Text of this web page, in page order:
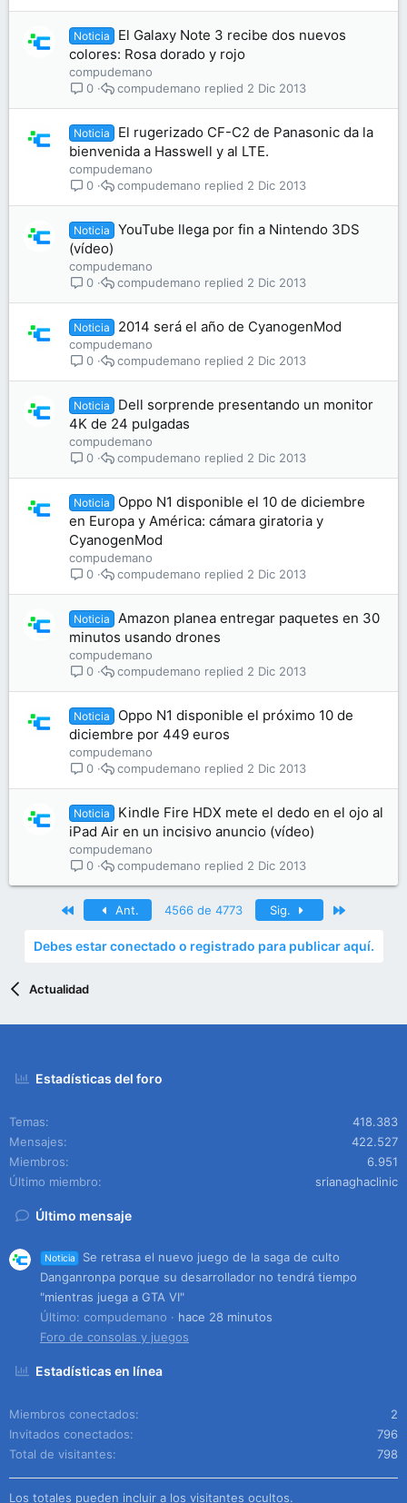
Noticia
El Galaxy Note 3 recibe dos nuevos
colores: Rosa dorado y rojo
compudemano
0
2 Dic 2013
compudemano
Noticia
El rugerizado CF-C2 de Panasonic da la
bienvenida a Hasswell y al LTE.
compudemano
0
2 Dic 2013
compudemano
Noticia
YouTube llega por fin a Nintendo 3DS
(vídeo)
compudemano
0
2 Dic 2013
compudemano
Noticia 2014 será el año de CyanogenMod
compudemano
0
2 Dic 2013
compudemano
Noticia
Dell sorprende presentando un monitor
4K de 24 pulgadas
compudemano
0
2 Dic 2013
compudemano
Noticia
Oppo N1 disponible el 10 de diciembre
en Europa y América: cámara giratoria y
CyanogenMod
compudemano
0
2 Dic 2013
compudemano
Noticia
Amazon planea entregar paquetes en 30
minutos usando drones
compudemano
0
2 Dic 2013
compudemano
Noticia
Oppo N1 disponible el próximo 10 de
diciembre por 449 euros
compudemano
0
2 Dic 2013
compudemano
Noticia
Kindle Fire HDX mete el dedo en el ojo al
iPad Air en un incisivo anuncio (vídeo)
compudemano
0
2 Dic 2013
compudemano
PrimeroAnt. 4566 de 4773 Sig.
Debes estar conectado o registrado para publicar aquí.
Actualidad
Estadísticas del foro
Temas
418.383
Mensajes
422.527
Miembros
6.951
Último miembro
srianaghaclinic
Último mensaje
Noticia
Se retrasa el nuevo juego de la saga de culto
Danganronpa porque su desarrollador no tendrá tiempo
"mientras juega a GTA VI"
Último: compudemano
hace 28 minutos
Foro de consolas y juegos
Estadísticas en línea
Miembros conectados
2
Invitados conectados
796
Total de visitantes
798
Los totales pueden incluir a los visitantes ocultos.